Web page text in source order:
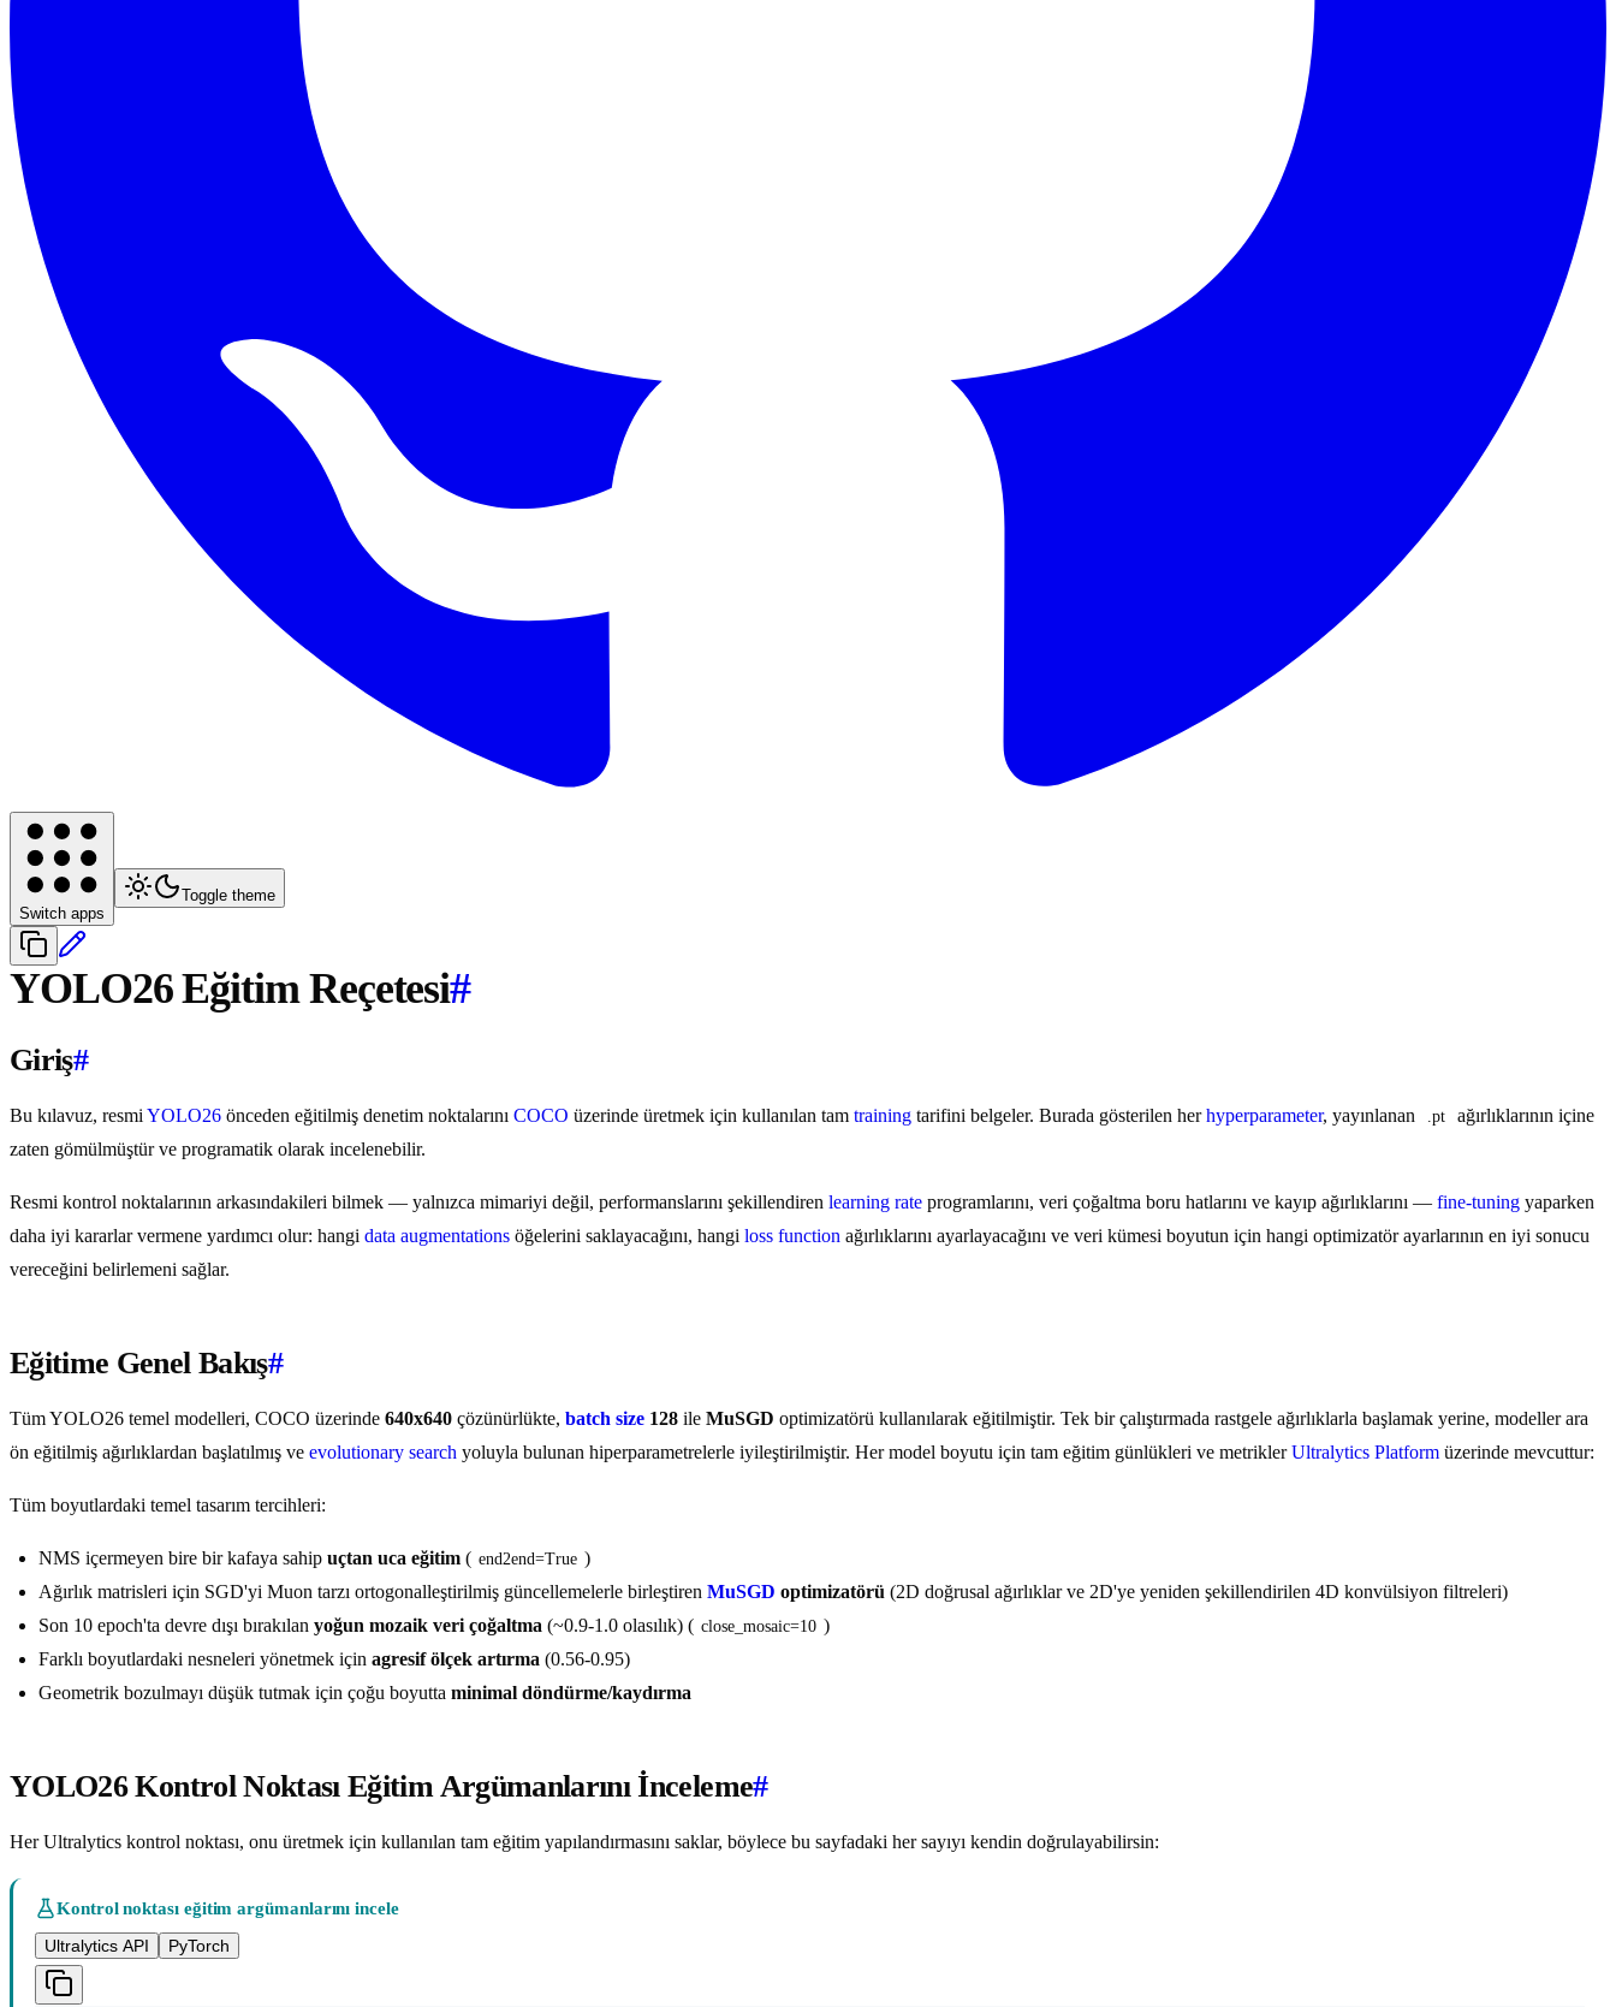
Switch apps
Toggle theme
YOLO26 Eğitim Reçetesi#
Giriş#
Bu kılavuz, resmi YOLO26 önceden eğitilmiş denetim noktalarını COCO üzerinde üretmek için kullanılan tam training tarifini belgeler. Burada gösterilen herhyperparameter, yayınlanan .pt
ağırlıklarının içine
zaten gömülmüştür ve programatik olarak incelenebilir.
Resmi kontrol noktalarının arkasındakileri bilmek — yalnızca mimariyi değil, performanslarını şekillendiren learning rate programlarını, veri çoğaltma boru hatlarını ve kayıp ağırlıklarını — fine-tuning yaparken
daha iyi kararlar vermene yardımcı olur: hangi data augmentations öğelerini saklayacağını, hangi loss function ağırlıklarını ayarlayacağını ve veri kümesi boyutun için hangi optimizatör ayarlarının en iyi sonucu
vereceğini belirlemeni sağlar.
Eğitime Genel Bakış#
Tüm YOLO26 temel modelleri, COCO üzerinde 640x640 çözünürlükte, batch size 128 ile MuSGD optimizatörü kullanılarak eğitilmiştir. Tek bir çalıştırmada rastgele ağırlıklarla başlamak yerine, modeller ara
ön eğitilmiş ağırlıklardan başlatılmış ve evolutionary search yoluyla bulunan hiperparametrelerle iyileştirilmiştir. Her model boyutu için tam eğitim günlükleri ve metriklerUltralytics Platform üzerinde mevcuttur:
Tüm boyutlardaki temel tasarım tercihleri:
NMS içermeyen bire bir kafaya sahip uçtan uca eğitim ( end2end=True )
Ağırlık matrisleri için SGD'yi Muon tarzı ortogonalleştirilmiş güncellemelerle birleştiren MuSGD optimizatörü (2D doğrusal ağırlıklar ve 2D'ye yeniden şekillendirilen 4D konvülsiyon filtreleri)
Son 10 epoch'ta devre dışı bırakılan yoğun mozaik veri çoğaltma (~0.9-1.0 olasılık) ( close_mosaic=10 )
Farklı boyutlardaki nesneleri yönetmek için agresif ölçek artırma (0.56-0.95)
Geometrik bozulmayı düşük tutmak için çoğu boyutta minimal döndürme/kaydırma
YOLO26 Kontrol Noktası Eğitim Argümanlarını İnceleme#
Her Ultralytics kontrol noktası, onu üretmek için kullanılan tam eğitim yapılandırmasını saklar, böylece bu sayfadaki her sayıyı kendin doğrulayabilirsin:
Kontrol noktası eğitim argümanlarını incele
Ultralytics API
PyTorch